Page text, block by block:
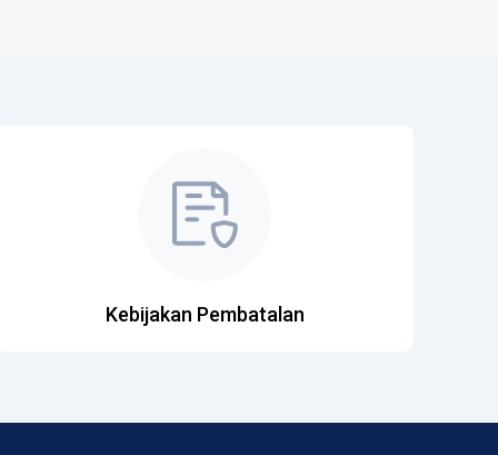
Kebijakan Pembatalan